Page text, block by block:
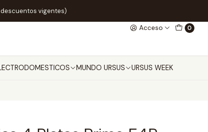
Acceso 0
MUNDO URSUS URSUS WEEK
descuentos vigentes)